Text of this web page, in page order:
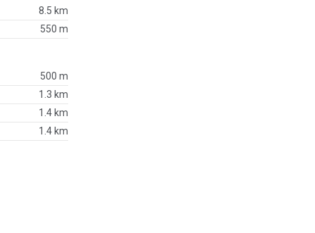
8.5 km
550 m
500 m
1.3 km
1.4 km
1.4 km